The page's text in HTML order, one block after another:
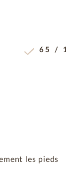
65 /
les pieds